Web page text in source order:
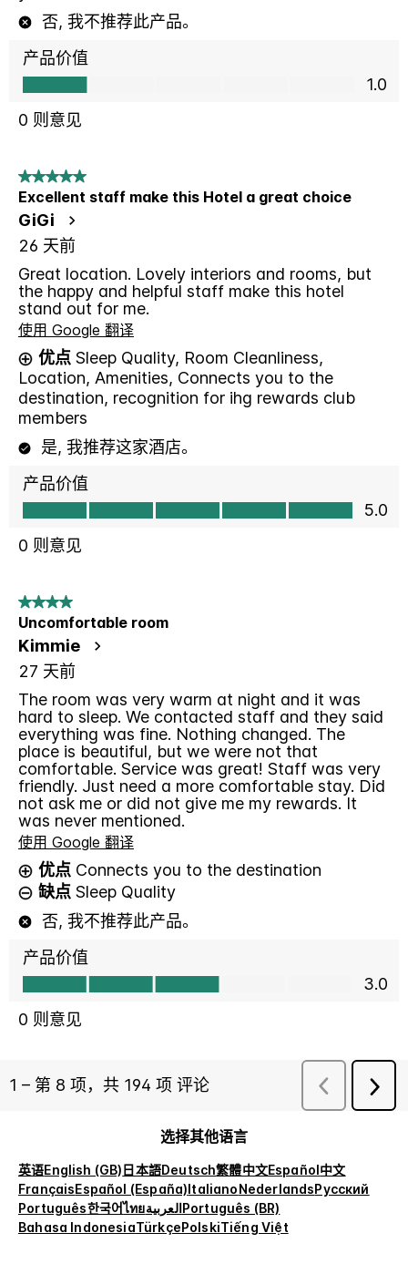
选择其他语言
英语English (GB)日本語Deutsch繁體中文Español中文
FrançaisEspañol (España)ItalianoNederlandsРусский
Português한국어ไทยالعربيةPortuguês (BR)
Bahasa IndonesiaTürkçePolskiTiếng Việt